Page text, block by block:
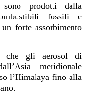
prodotti dalla
fossili e
forte assorbimento
che gli aerosol di
meridionale
l’Himalaya fino alla